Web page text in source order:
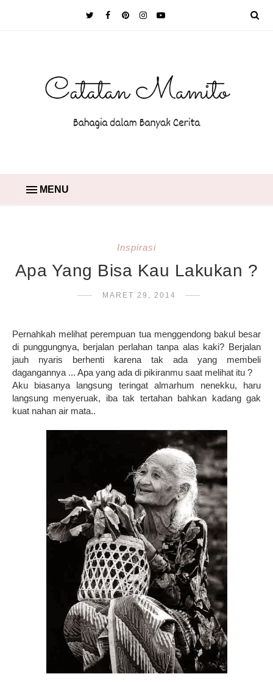
MENU
Inspirasi
Apa Yang Bisa Kau Lakukan ?
MARET 29, 2014
Pernahkah melihat perempuan tua menggendong bakul besar
di punggungnya, berjalan perlahan tanpa alas kaki? Berjalan
jauh nyaris berhenti karena tak ada yang membeli
dagangannya ... Apa yang ada di pikiranmu saat melihat itu ?
Aku biasanya langsung teringat almarhum nenekku, haru
langsung menyeruak, iba tak tertahan bahkan kadang gak
kuat nahan air mata..